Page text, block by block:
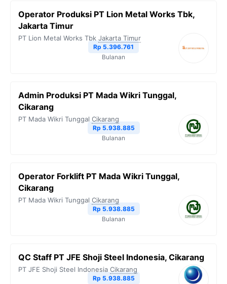
Operator Produksi PT Lion Metal Works Tbk,
Jakarta Timur
PT Lion Metal Works Tbk Jakarta Timur
Rp 5.396.761
Bulanan
Admin Produksi PT Mada Wikri Tunggal,
Cikarang
PT Mada Wikri Tunggal Cikarang
Rp 5.938.885
Bulanan
Operator Forklift PT Mada Wikri Tunggal,
Cikarang
PT Mada Wikri Tunggal Cikarang
Rp 5.938.885
Bulanan
QC Staff PT JFE Shoji Steel Indonesia, Cikarang
PT JFE Shoji Steel Indonesia Cikarang
Rp 5.938.885